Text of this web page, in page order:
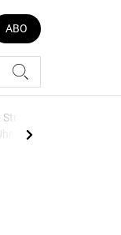
ABO